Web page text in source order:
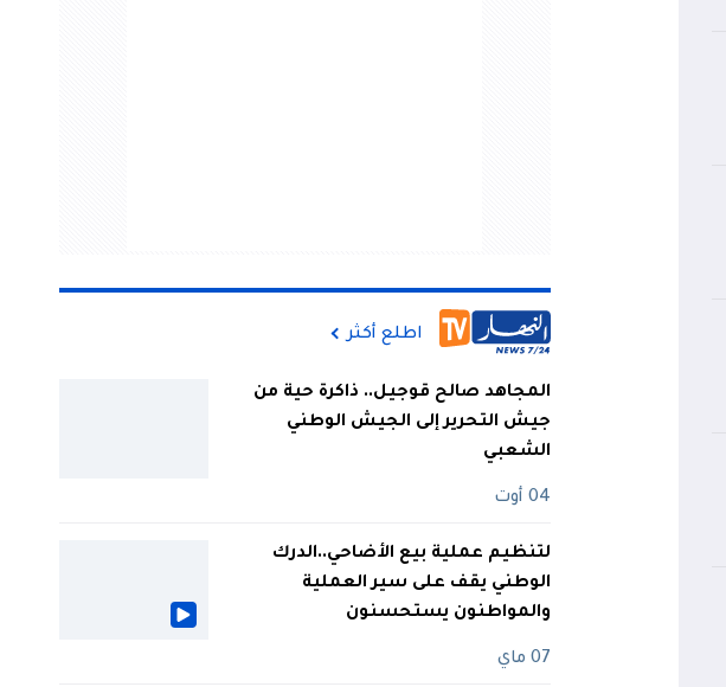
اطلع أكثر
المجاهد صالح قوجيل.. ذاكرة حية من
جيش التحرير إلى الجيش الوطني
الشعبي
04 أوت
لتنظيم عملية بيع الأضاحي..الدرك
الوطني يقف على سير العملية
والمواطنون يستحسنون
07 ماي